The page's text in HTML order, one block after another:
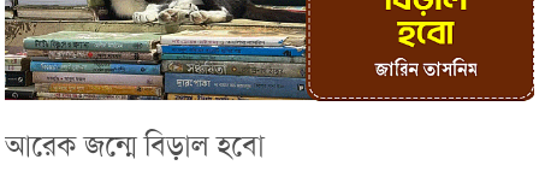
আরেক জন্মে বিড়াল হবো